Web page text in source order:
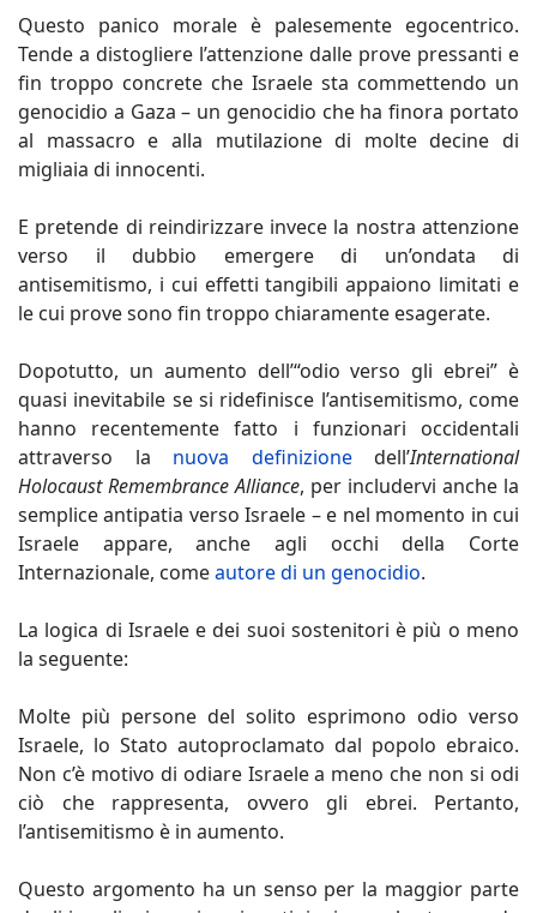
Questo panico morale è palesemente egocentrico.
Tende a distogliere l’attenzione dalle prove pressanti e
fin troppo concrete che Israele sta commettendo un
genocidio a Gaza – un genocidio che ha finora portato
al massacro e alla mutilazione di molte decine di
migliaia di innocenti.
E pretende di reindirizzare invece la nostra attenzione
verso il dubbio emergere di un’ondata di
antisemitismo, i cui effetti tangibili appaiono limitati e
le cui prove sono fin troppo chiaramente esagerate.
Dopotutto, un aumento dell’“odio verso gli ebrei” è
quasi inevitabile se si ridefinisce l’antisemitismo, come
hanno recentemente fatto i funzionari occidentali
attraverso la nuova definizionedell’International
Holocaust Remembrance Alliance, per includervi anche la
semplice antipatia verso Israele – e nel momento in cui
Israele appare, anche agli occhi della Corte
Internazionale, comeautore di un genocidio.
La logica di Israele e dei suoi sostenitori è più o meno
la seguente:
Molte più persone del solito esprimono odio verso
Israele, lo Stato autoproclamato dal popolo ebraico.
Non c’è motivo di odiare Israele a meno che non si odi
ciò che rappresenta, ovvero gli ebrei. Pertanto,
l’antisemitismo è in aumento.
Questo argomento ha un senso per la maggior parte